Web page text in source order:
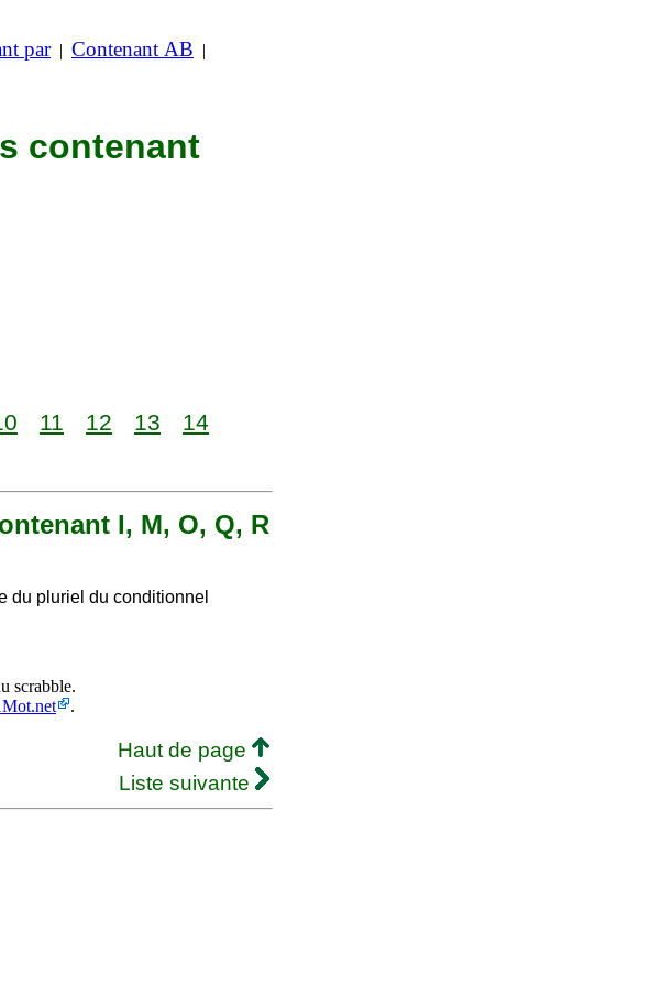
par| Contenant AB |
contenant
11 12 13
14
I, M, O, Q, R
du pluriel du conditionnel
scrabble.
.
Haut de page
Liste suivante